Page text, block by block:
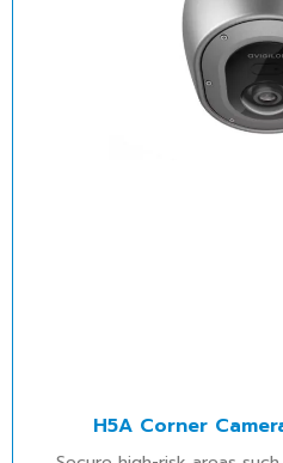
H5A Corner